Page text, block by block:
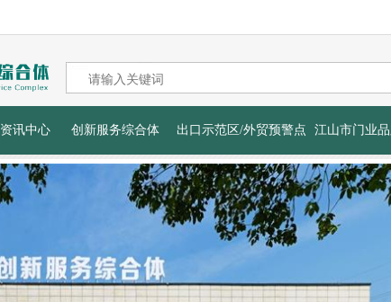
资讯中心 创新服务综合体 出口示范区/外贸预警点 江山市门业